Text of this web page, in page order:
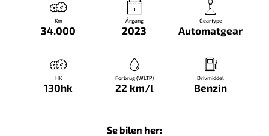
Km
34.000
Årgang
2023
Geartype
Automatgear
HK
130hk
Forbrug (WLTP)
22 km/l
Drivmiddel
Benzin
Se bilen her: